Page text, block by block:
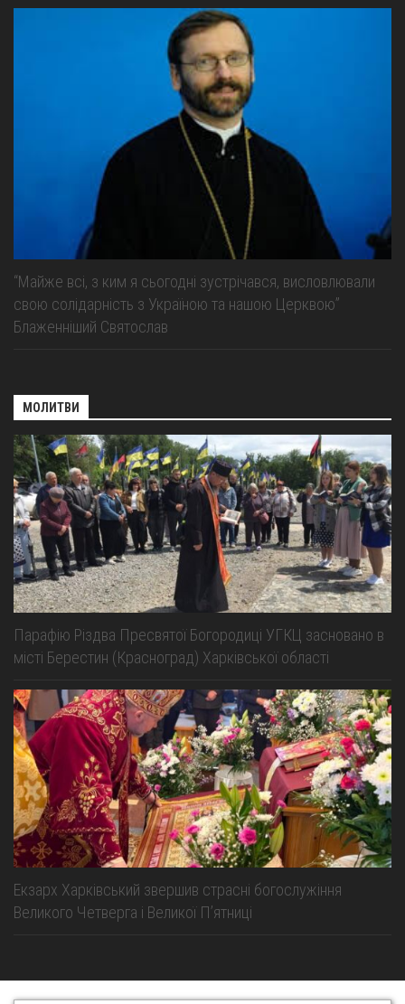
“Майже всі, з ким я сьогодні зустрічався, висловлювали
свою солідарність з Україною та нашою Церквою”
Блаженніший Святослав
МОЛИТВИ
Парафію Різдва Пресвятої Богородиці УГКЦ засновано в
місті Берестин (Красноград) Харківської області
Екзарх Харківський звершив страсні богослужіння
Великого Четверга і Великої Пʼятниці